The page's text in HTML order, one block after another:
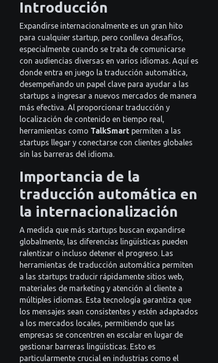
Introducción
Expandirse internacionalmente es un gran hito
para cualquier startup, pero conlleva desafíos,
especialmente cuando se trata de comunicarse
con audiencias diversas en varios idiomas. Aquí es
donde entra en juego la traducción automática,
desempeñando un papel clave para ayudar a las
startups a ingresar a nuevos mercados de manera
más efectiva. Al proporcionar traducción y
localización de contenido en tiempo real,
herramientas como TalkSmart permiten a las
startups llegar y conectarse con clientes globales
sin las barreras del idioma.
Importancia de la
traducción automática en
la internacionalización
A medida que más startups buscan expandirse
globalmente, las diferencias lingüísticas pueden
ralentizar o incluso detener el progreso. Las
herramientas de traducción automática permiten
a las startups traducir rápidamente sitios web,
materiales de marketing y atención al cliente a
múltiples idiomas. Esta tecnología garantiza que
los mensajes sean consistentes y estén adaptados
a los mercados locales, permitiendo que las
empresas se concentren en escalar en lugar de
gestionar barreras lingüísticas. Esto es
particularmente crucial en industrias como el